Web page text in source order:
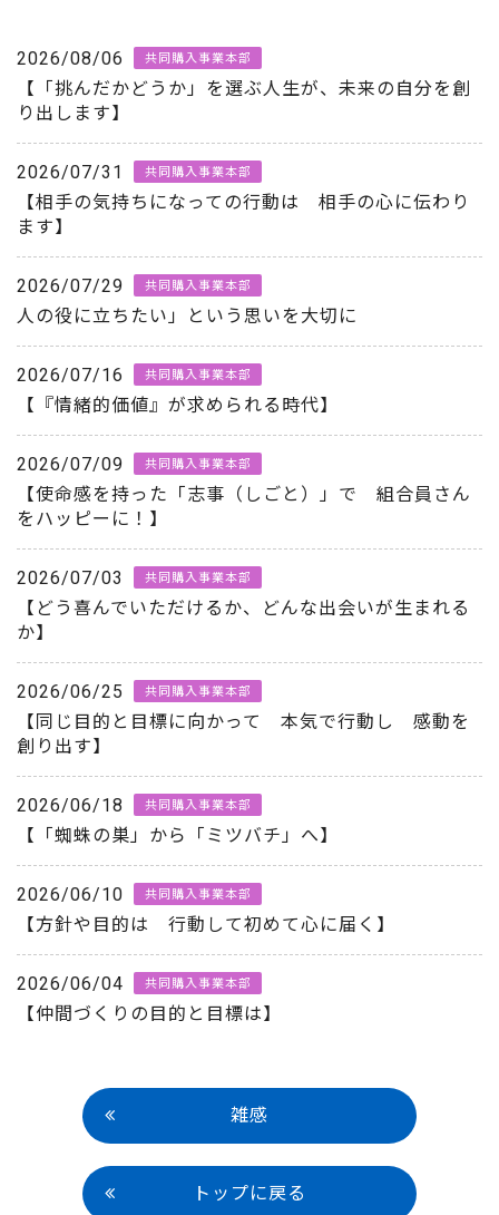
2026/08/06 共同購入事業本部
【「挑んだかどうか」を選ぶ人生が、未来の自分を創
り出します】
2026/07/31 共同購入事業本部
【相手の気持ちになっての行動は 相手の心に伝わり
ます】
2026/07/29 共同購入事業本部
人の役に立ちたい」という思いを大切に
2026/07/16 共同購入事業本部
【『情緒的価値』が求められる時代】
2026/07/09 共同購入事業本部
【使命感を持った「志事（しごと）」で 組合員さん
をハッピーに！】
2026/07/03 共同購入事業本部
【どう喜んでいただけるか、どんな出会いが生まれる
か】
2026/06/25 共同購入事業本部
【同じ目的と目標に向かって 本気で行動し 感動を
創り出す】
2026/06/18 共同購入事業本部
【「蜘蛛の巣」から「ミツバチ」へ】
2026/06/10 共同購入事業本部
【方針や目的は 行動して初めて心に届く】
2026/06/04 共同購入事業本部
【仲間づくりの目的と目標は】
雑感
トップに戻る